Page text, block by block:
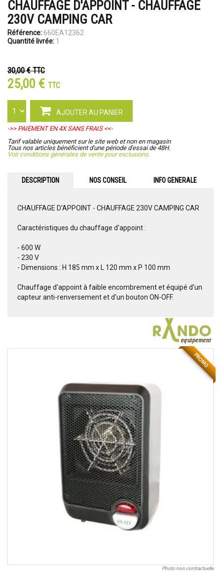
CHAUFFAGE D'APPOINT - CHAUFFAGE
230V CAMPING CAR
Référence: 660EA12362
Quantité livrée: 1
30,00 €TTC
25,00 € TTC
AJOUTER AU PANIER
->> PAIEMENT EN 4X SANS FRAIS <<-
Tarif valable uniquement sur le site web et non en magasin
Tous nos articles bénéficient d'une période d'essai de 48H.
Voir conditions générales de vente pour exclusions.
DESCRIPTION NOS CONSEIL INFO GENERALE
CHAUFFAGE D'APPOINT - CHAUFFAGE 230V CAMPING CAR
Caractéristiques du chauffage d'appoint :
- 600 W
- 230 V
- Dimensions : H 185 mm x L 120 mm x P 100 mm
Chauffage d'appoint à faible encombrement et équipé d'un
capteur anti-renversement et d'un bouton ON-OFF.
PROMO
Photo non contractuelle